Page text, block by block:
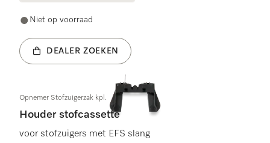
Niet op voorraad
DEALER ZOEKEN
Opnemer Stofzuigerzak kpl.
Houder stofcassette
voor stofzuigers met EFS slang